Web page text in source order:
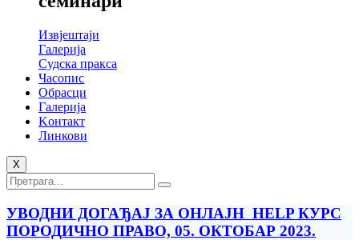
Извјештаји
Галерија
Судска пракса
Часопис
Обрасци
Галерија
Kонтакт
Линкови
X
УВОДНИ ДОГАЂАЈ ЗА ОНЛАЈН HELP КУРС
ПОРОДИЧНО ПРАВО, 05. ОКТОБАР 2023.